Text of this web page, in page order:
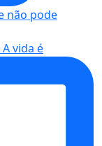
vida é